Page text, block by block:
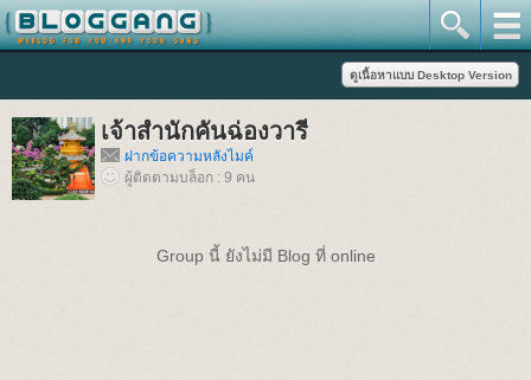
เจ้าสำนักคันฉ่องวารี
ฝากข้อความหลังไมค์
ผู้ติดตามบล็อก : 9 คน
Group นี้ ยังไม่มี Blog ที่ online